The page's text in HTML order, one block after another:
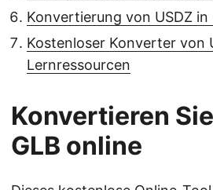
Konvertierung von USDZ in
Kostenloser Konverter von
Lernressourcen
Konvertieren
GLB online